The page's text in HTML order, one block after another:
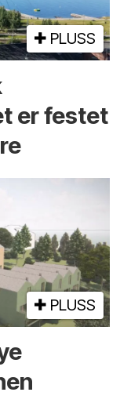
PLUSS
er festet
PLUSS